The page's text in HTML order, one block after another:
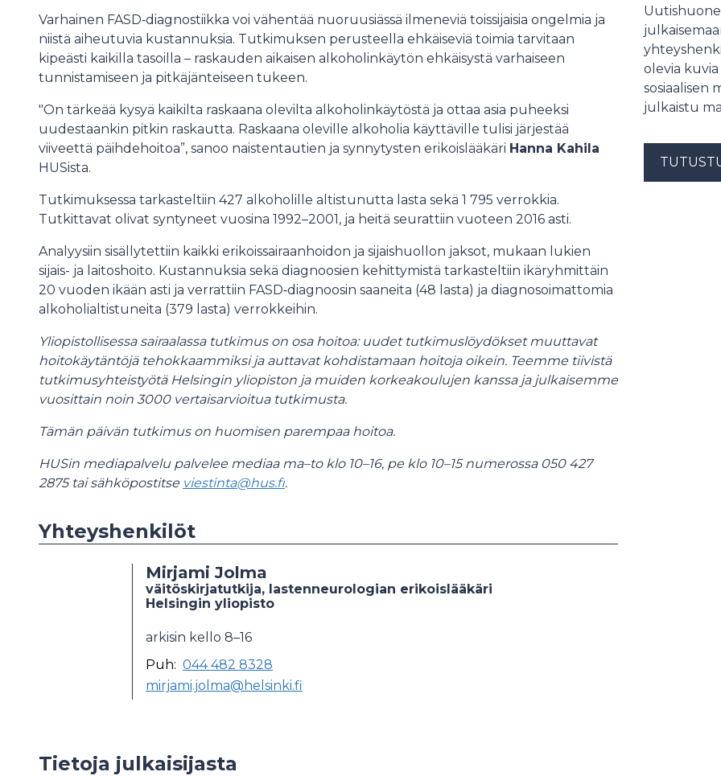
Varhainen FASD‑diagnostiikka voi vähentää nuoruusiässä ilmeneviä toissijaisia ongelmia ja
niistä aiheutuvia kustannuksia. Tutkimuksen perusteella ehkäiseviä toimia tarvitaan
kipeästi kaikilla tasoilla – raskauden aikaisen alkoholinkäytön ehkäisystä varhaiseen
tunnistamiseen ja pitkäjänteiseen tukeen.
"On tärkeää kysyä kaikilta raskaana olevilta alkoholinkäytöstä ja ottaa asia puheeksi
uudestaankin pitkin raskautta. Raskaana oleville alkoholia käyttäville tulisi järjestää
viiveettä päihdehoitoa”, sanoo naistentautien ja synnytysten erikoislääkäri Hanna Kahila
HUSista.
Tutkimuksessa tarkasteltiin 427 alkoholille altistunutta lasta sekä 1 795 verrokkia.
Tutkittavat olivat syntyneet vuosina 1992–2001, ja heitä seurattiin vuoteen 2016 asti.
Analyysiin sisällytettiin kaikki erikoissairaanhoidon ja sijaishuollon jaksot, mukaan lukien
sijais- ja laitoshoito. Kustannuksia sekä diagnoosien kehittymistä tarkasteltiin ikäryhmittäin
20 vuoden ikään asti ja verrattiin FASD‑diagnoosin saaneita (48 lasta) ja diagnosoimattomia
alkoholialtistuneita (379 lasta) verrokkeihin.
Yliopistollisessa sairaalassa tutkimus on osa hoitoa: uudet tutkimuslöydökset muuttavat
hoitokäytäntöjä tehokkaammiksi ja auttavat kohdistamaan hoitoja oikein. Teemme tiivistä
tutkimusyhteistyötä Helsingin yliopiston ja muiden korkeakoulujen kanssa ja julkaisemme
vuosittain noin 3000 vertaisarvioitua tutkimusta.
Tämän päivän tutkimus on huomisen parempaa hoitoa.
HUSin mediapalvelu palvelee mediaa ma–to klo 10–16, pe klo 10–15 numerossa 050 427
2875 tai sähköpostitse viestinta@hus.fi.
Yhteyshenkilöt
Mirjami Jolma
väitöskirjatutkija, lastenneurologian erikoislääkäri
Helsingin yliopisto
arkisin kello 8–16
Puh: 044 482 8328
mirjami.jolma@helsinki.fi
Tietoja julkaisijasta
olevia
sosiaalisen
julkaistu